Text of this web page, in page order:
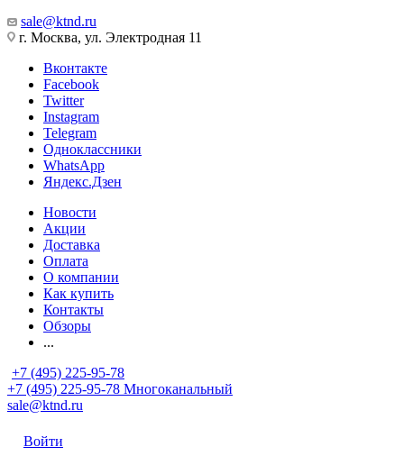
sale@ktnd.ru
г. Москва, ул. Электродная 11
Вконтакте
Facebook
Twitter
Instagram
Telegram
Одноклассники
WhatsApp
Яндекс.Дзен
Новости
Акции
Доставка
Оплата
О компании
Как купить
Контакты
Обзоры
...
+7 (495) 225-95-78
+7 (495) 225-95-78 Многоканальный
sale@ktnd.ru
Войти